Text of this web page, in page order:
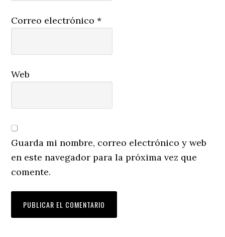
Correo electrónico*
Web
Guarda mi nombre, correo electrónico y web
en este navegador para la próxima vez que
comente.